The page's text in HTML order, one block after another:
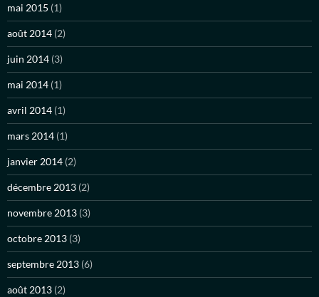
mai 2015 (1)
août 2014 (2)
juin 2014 (3)
mai 2014 (1)
avril 2014 (1)
mars 2014 (1)
janvier 2014 (2)
décembre 2013 (2)
novembre 2013 (3)
octobre 2013 (3)
septembre 2013 (6)
août 2013 (2)